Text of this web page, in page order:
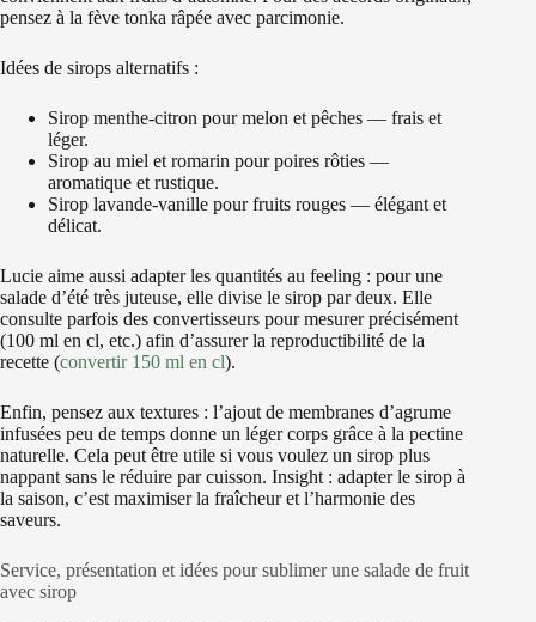
pensez à la fève tonka râpée avec parcimonie.
Idées de sirops alternatifs :
Sirop menthe-citron pour melon et pêches — frais et
léger.
Sirop au miel et romarin pour poires rôties —
aromatique et rustique.
Sirop lavande-vanille pour fruits rouges — élégant et
délicat.
Lucie aime aussi adapter les quantités au feeling : pour une
salade d’été très juteuse, elle divise le sirop par deux. Elle
consulte parfois des convertisseurs pour mesurer précisément
(100 ml en cl, etc.) afin d’assurer la reproductibilité de la
recette (convertir 150 ml en cl).
Enfin, pensez aux textures : l’ajout de membranes d’agrume
infusées peu de temps donne un léger corps grâce à la pectine
naturelle. Cela peut être utile si vous voulez un sirop plus
nappant sans le réduire par cuisson. Insight : adapter le sirop à
la saison, c’est maximiser la fraîcheur et l’harmonie des
saveurs.
Service, présentation et idées pour sublimer une salade de fruit
avec sirop